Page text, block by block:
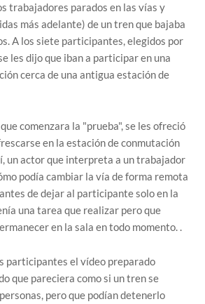
trabajadores parados en las vías y
más adelante) de un tren que bajaba
A los siete participantes, elegidos por
les dijo que iban a participar en una
cerca de una antigua estación de
comenzara la "prueba", se les ofreció
en la estación de conmutación
un actor que interpreta a un trabajador
podía cambiar la vía de forma remota
de dejar al participante solo en la
una tarea que realizar pero que
en la sala en todo momento. .
participantes el vídeo preparado
que pareciera como si un tren se
pero que podían detenerlo